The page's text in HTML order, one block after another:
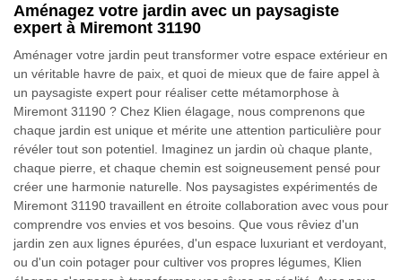
Aménagez votre jardin avec un paysagiste
expert à Miremont 31190
Aménager votre jardin peut transformer votre espace extérieur en
un véritable havre de paix, et quoi de mieux que de faire appel à
un paysagiste expert pour réaliser cette métamorphose à
Miremont 31190 ? Chez Klien élagage, nous comprenons que
chaque jardin est unique et mérite une attention particulière pour
révéler tout son potentiel. Imaginez un jardin où chaque plante,
chaque pierre, et chaque chemin est soigneusement pensé pour
créer une harmonie naturelle. Nos paysagistes expérimentés de
Miremont 31190 travaillent en étroite collaboration avec vous pour
comprendre vos envies et vos besoins. Que vous rêviez d'un
jardin zen aux lignes épurées, d'un espace luxuriant et verdoyant,
ou d'un coin potager pour cultiver vos propres légumes, Klien